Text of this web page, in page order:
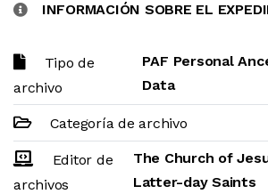
INFORMACIÓN SOBRE EL
Tipo de
archivo
PAF Personal
Data
Categoría de archivo
Editor de
archivos
The Church of
Latter-day Saints